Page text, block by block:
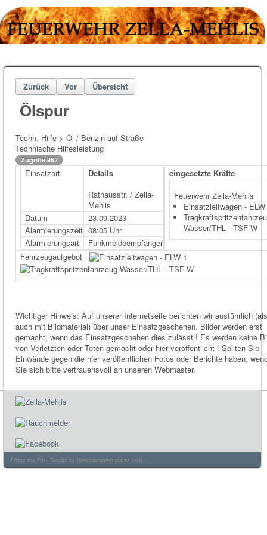
Zurück Vor Übersicht
Ölspur
Techn. Hilfe > Öl / Benzin auf Straße
Technische Hilfesleistung
Zugriffe 952
Einsatzort
Details
Rathausstr. / Zella-
Mehlis
Datum
23.09.2023
Alarmierungszeit 08:05 Uhr
Alarmierungsart
Funkmeldeempfänger
eingesetzte Kräfte
Feuerwehr Zella-Mehlis
Einsatzleitwagen -
Wasser/THL - TSF-W
Fahrzeugaufgebot
Wichtiger Hinweis: Auf unserer Internetseite berichten wir ausführlich
auch mit Bildmaterial) über unser Einsatzgeschehen. Bilder werden erst
gemacht, wenn das Einsatzgeschehen dies zulässt ! Es werden keine
von Verletzten oder Toten gemacht oder hier veröffentlicht ! Sollten Sie
Einwände gegen die hier veröffentlichen Fotos oder Berichte haben,
Sie sich bitte vertrauensvoll an unseren Webmaster.
Friday the 7th - Design by freshjoomlatemplates.com - .